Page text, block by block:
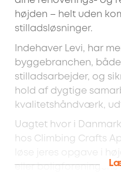
højden – helt uden
stilladsløsninger.
Indehaver Levi, har
byggebranchen,
stilladsarbejder, og
hold af dygtige
kvalitetshåndværk,
Uagtet hvor i
hos Climbing Crafts
løse jeres opgave i
eller boligforeningens